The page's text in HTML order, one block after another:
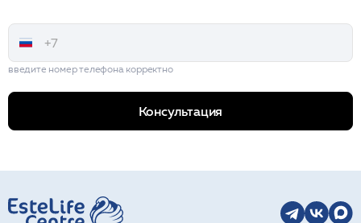
введите номер телефона корректно
Консультация